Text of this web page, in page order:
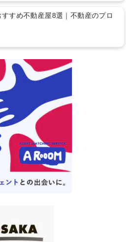
すめ不動産屋8選｜不動産のプロ